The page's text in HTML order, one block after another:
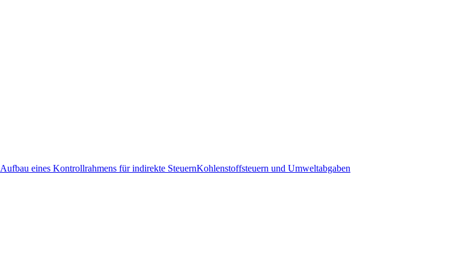
Aufbau eines Kontrollrahmens für indirekte SteuernKohlenstoffsteuern und Umweltabgaben